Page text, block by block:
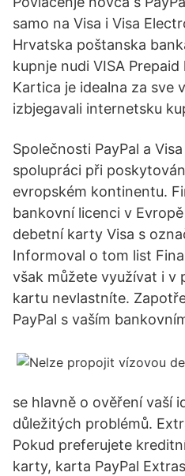
samo na Visa i Visa
Hrvatska poštanska
kupnje nudi VISA
Kartica je idealna za sve
izbjegavali internetsku
Společnosti PayPal a
spolupráci při
evropském kontinentu.
bankovní licenci v
debetní karty Visa s
Informoval o tom list
však můžete využívat i v
kartu nevlastníte.
PayPal s vaším
se hlavně o ověření vaší
důležitých problémů.
Pokud preferujete
karty, karta PayPal